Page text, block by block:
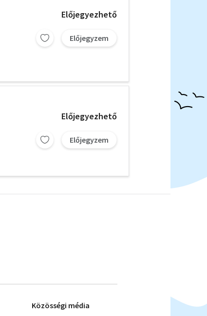
Előjegyezhető
Előjegyzem
Előjegyezhető
Előjegyzem
Közösségi média